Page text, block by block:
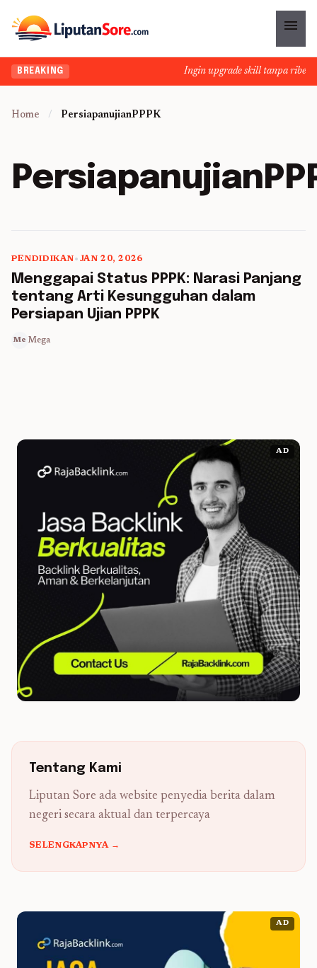
menu
BREAKING Ingin upgrade skill tanpa ribet?
Home / PersiapanujianPPPK
5 min read
PENDIDIKAN• JAN 20, 2026
Menggapai Status PPPK: Narasi Panjang
tentang Arti Kesungguhan dalam
Persiapan Ujian PPPK
Me Mega
AD
Tentang Kami
Liputan Sore ada website penyedia berita dalam
negeri secara aktual dan terpercaya
SELENGKAPNYA →
AD